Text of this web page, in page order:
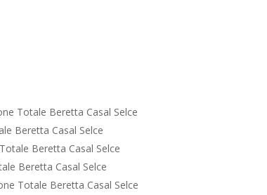
Totale Beretta Casal Selce
Beretta Casal Selce
Beretta Casal Selce
Beretta Casal Selce
Totale Beretta Casal Selce